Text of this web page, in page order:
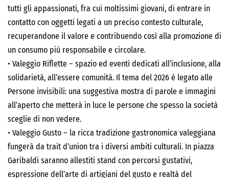
tutti gli appassionati, fra cui moltissimi giovani, di entrare in
contatto con oggetti legati a un preciso contesto culturale,
recuperandone il valore e contribuendo così alla promozione di
un consumo più responsabile e circolare.
• Valeggio Riflette – spazio ed eventi dedicati all’inclusione, alla
solidarietà, all’essere comunità. Il tema del 2026 è legato alle
Persone invisibili: una suggestiva mostra di parole e immagini
all’aperto che metterà in luce le persone che spesso la società
sceglie di non vedere.
• Valeggio Gusto – la ricca tradizione gastronomica valeggiana
fungerà da trait d’union tra i diversi ambiti culturali. In piazza
Garibaldi saranno allestiti stand con percorsi gustativi,
espressione dell’arte di artigiani del gusto e realtà del